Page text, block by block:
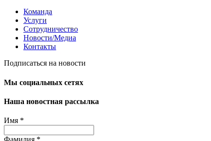
Команда
Услуги
Сотрудничество
Новости/Медиа
Контакты
Подписаться на новости
Мы социальных сетях
Наша новостная рассылка
Имя *